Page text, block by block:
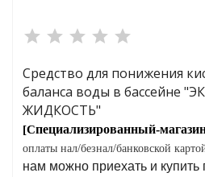
промышленности
Средство для понижения
баланса воды в бассейне
ЖИДКОСТЬ"
[Специализированный-
оплаты нал/безнал/банковской
нам можно приехать и